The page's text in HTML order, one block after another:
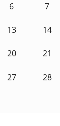
6 7
13 14
20 21
27 28